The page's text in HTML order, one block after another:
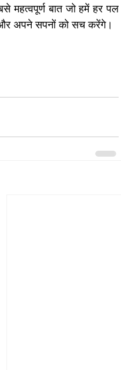
बात जो हमें हर पल
और अपने सपनों को सच करेंगे।